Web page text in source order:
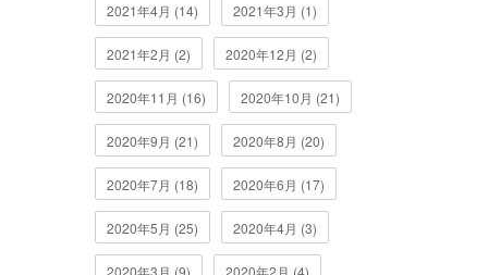
2021年4月 (14) 2021年3月 (1)
2021年2月 (2) 2020年12月 (2)
2020年11月 (16) 2020年10月 (21)
2020年9月 (21) 2020年8月 (20)
2020年7月 (18) 2020年6月 (17)
2020年5月 (25) 2020年4月 (3)
2020年3月 (9) 2020年2月 (4)